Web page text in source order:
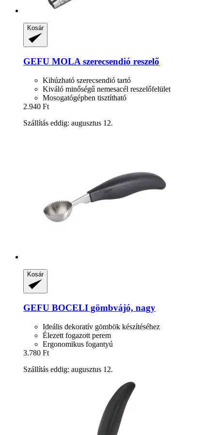
Kosár
GEFU MOLA szerecsendió reszelő
Kihúzható szerecsendió tartó
Kiváló minőségű nemesacél reszelőfelület
Mosogatógépben tisztítható
2.940 Ft
Szállítás eddig: augusztus 12.
Kosár
GEFU BOCELI gömbvájó, nagy
Ideális dekoratív gömbök készítéséhez
Élezett fogazott perem
Ergonomikus fogantyú
3.780 Ft
Szállítás eddig: augusztus 12.